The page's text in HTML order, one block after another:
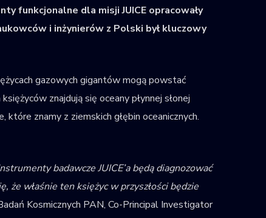
funkcjonalne dla misji JUICE opracowały
i inżynierów z Polski był kluczowy
gazowych gigantów mogą powstać
znajdują się oceany płynnej słonej
znamy z ziemskich głębin oceanicznych.
badawcze JUICE’a będą diagnozować
że właśnie ten księżyc w przyszłości będzie
Kosmicznych PAN, Co-Principal Investigator